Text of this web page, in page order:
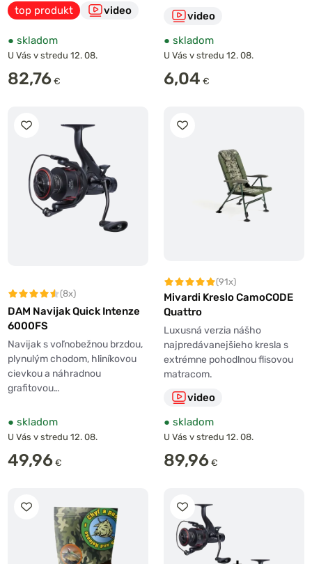
top produkt video
● skladom
U Vás v stredu 12. 08.
82,76 €
video
● skladom
U Vás v stredu 12. 08.
6,04 €
(8x)
DAM Navijak Quick Intenze
6000FS
Navijak s voľnobežnou brzdou,
plynulým chodom, hliníkovou
cievkou a náhradnou
grafitovou…
● skladom
U Vás v stredu 12. 08.
49,96 €
(91x)
Mivardi Kreslo CamoCODE
Quattro
Luxusná verzia nášho
najpredávanejšieho kresla s
extrémne pohodlnou flisovou
matracom.
video
● skladom
U Vás v stredu 12. 08.
89,96 €